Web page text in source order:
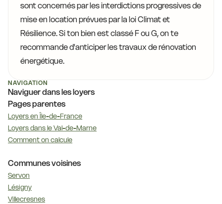
sont concernés par les interdictions progressives de
mise en location prévues par la loi Climat et
Résilience. Si ton bien est classé F ou G, on te
recommande d'anticiper les travaux de rénovation
énergétique.
NAVIGATION
Naviguer dans les loyers
Pages parentes
Loyers en Île-de-France
Loyers dans le Val-de-Marne
Comment on calcule
Communes voisines
Servon
Lésigny
Villecresnes